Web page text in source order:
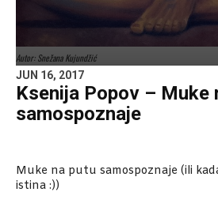
Autor: Snežana Kujundžić
JUN 16, 2017
Ksenija Popov – Muke
samospoznaje
Muke na putu samospoznaje (ili
istina :))